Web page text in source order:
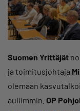
Suomen Yrittäjät
ja toimitusjohtaja
olemaan
auliimmin. OP